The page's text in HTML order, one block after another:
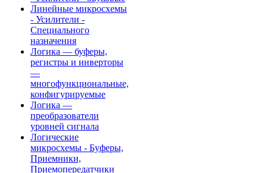
Линейные микросхемы
- Усилители -
Специального
назначения
Логика — буферы,
регистры и инверторы
—
многофункциональные,
конфигурируемые
Логика —
преобразователи
уровней сигнала
Логические
микросхемы - Буферы,
Приемники,
Приемопередатчики